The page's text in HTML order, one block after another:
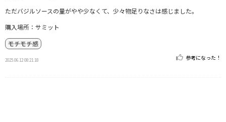
ただバジルソースの量がやや少なくて、少々物足りなさは感じました。
購入場所：サミット
モチモチ感
2025.06.12 08:21:18 参考になった！